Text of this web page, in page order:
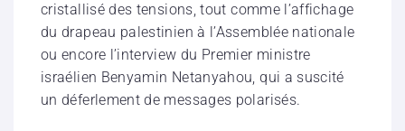
cristallisé des tensions, tout comme l’affichage
du drapeau palestinien à l’Assemblée nationale
ou encore l’interview du Premier ministre
israélien Benyamin Netanyahou, qui a suscité
un déferlement de messages polarisés.